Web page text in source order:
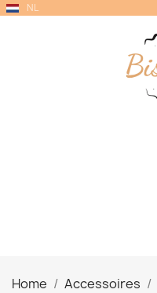
NL
Home Accessoires